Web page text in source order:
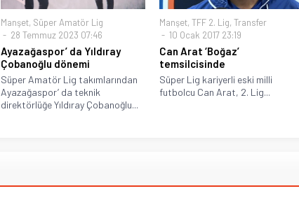
Manşet, Süper Amatör Lig
28 Temmuz 2023 07:46
Ayazağaspor’ da Yıldıray
Çobanoğlu dönemi
Süper Amatör Lig takımlarından
Ayazağaspor’ da teknik
direktörlüğe Yıldıray Çobanoğlu...
Manşet,TFF 2. Lig,Transfer
10 Ocak 2017 23:19
Can Arat ‘Boğaz’
temsilcisinde
Süper Lig kariyerli eski milli
futbolcu Can Arat, 2. Lig...